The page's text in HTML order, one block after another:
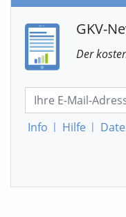
GKV-
Der
Info | Hilfe |